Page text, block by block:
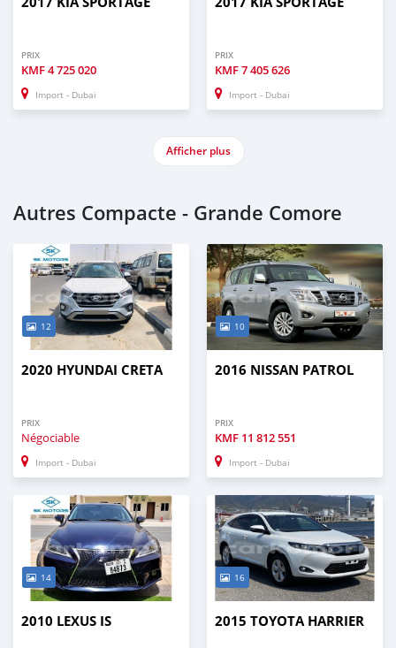
PRIX
KMF4 725 020
Import - Dubai
PRIX
KMF7 405 626
Import - Dubai
Afficher plus
Autres Compacte - Grande Comore
12
2020 HYUNDAI CRETA
PRIX
Négociable
Import - Dubai
10
2016 NISSAN PATROL
PRIX
KMF 11 812 551
Import - Dubai
14
2010 LEXUS IS
16
2015 TOYOTA HARRIER